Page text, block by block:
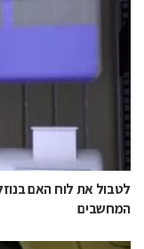
לטבול את לוח האם
המחשבים